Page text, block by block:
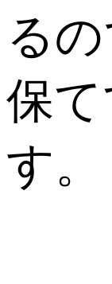
る
保
す。